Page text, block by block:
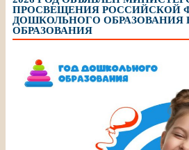
ПРОСВЕЩЕНИЯ РОССИЙСКОЙ
ДОШКОЛЬНОГО ОБРАЗОВАНИЯ
ОБРАЗОВАНИЯ